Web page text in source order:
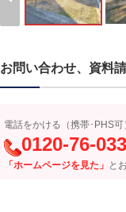
お問い合わせ、資料
電話をかける（携帯･PHS可
0120-76-
「ホームページを見た」 と